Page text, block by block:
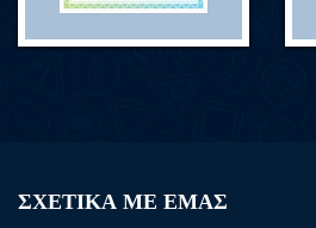
ΣΧΕΤΙΚΑ ΜΕ ΕΜΑΣ